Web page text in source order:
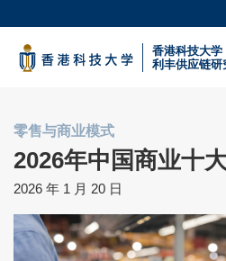
main
教授简录
香港科技大学
利丰供应链研
零售与商业模式
2026年中国商业十
2026 年 1 月 20 日